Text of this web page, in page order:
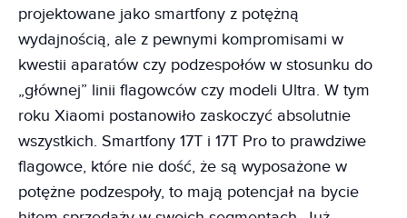
projektowane jako smartfony z potężną
wydajnością, ale z pewnymi kompromisami w
kwestii aparatów czy podzespołów w stosunku do
„głównej” linii flagowców czy modeli Ultra. W tym
roku Xiaomi postanowiło zaskoczyć absolutnie
wszystkich. Smartfony 17T i 17T Pro to prawdziwe
flagowce, które nie dość, że są wyposażone w
potężne podzespoły, to mają potencjał na bycie